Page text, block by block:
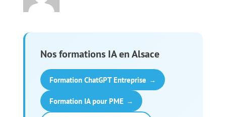
Nos formations IA en Alsace
Formation ChatGPT Entreprise →
Formation IA pour PME →